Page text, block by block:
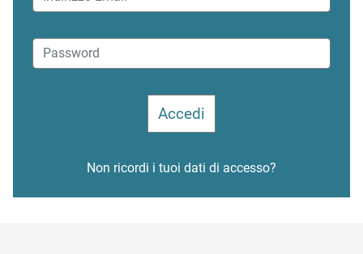
Non ricordi i tuoi dati di accesso?